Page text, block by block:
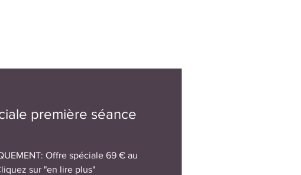
première séance
Offre spéciale 69 € au
sur "en lire plus"